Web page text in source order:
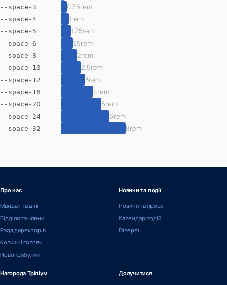
--space-3 0.75rem
--space-4 1rem
--space-5 1.25rem
--space-6 1.5rem
--space-8 2rem
--space-10 2.5rem
--space-12 3rem
--space-16 4rem
--space-20 5rem
--space-24 6rem
--space-32 8rem
Про нас
Мандат та цілі
Відділи та члени
Рада директорів
Колишні голови
Новоприбулим
Новини та події
Новини та преса
Календар подій
Галереї
Нагорода Тріліум Долучитися